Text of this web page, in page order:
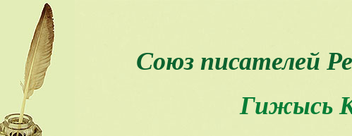
Союз писателей
Гижысь